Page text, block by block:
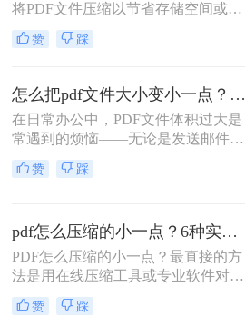
将PDF文件压缩以节省存储空间或加
快传输速度。那么pdf怎么压缩呢？本
文将介绍几种常见的PDF压缩方法。
赞 踩
怎么把pdf文件大小变小一点？四种方法对比，一看就懂！
在日常办公中，PDF文件体积过大是
常遇到的烦恼——无论是发送邮件受
限于附件大小，还是上传系统提示文
件超限，都让人头疼。那么，怎么把
解操作步骤，您可根据文件数量、压
缩质量要求和隐私需求快速选择最合
适的方法。
赞 踩
pdf怎么压缩的小一点？6种实用方法详解（2026最新）
PDF怎么压缩的小一点？最直接的方
法是用在线压缩工具或专业软件对
PDF文件进行重新编码和优化，通过
降低图片分辨率、压缩内嵌字体、去
赞 踩